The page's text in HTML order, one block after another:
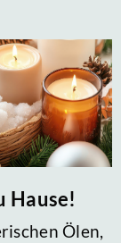
Hause!
Ölen,